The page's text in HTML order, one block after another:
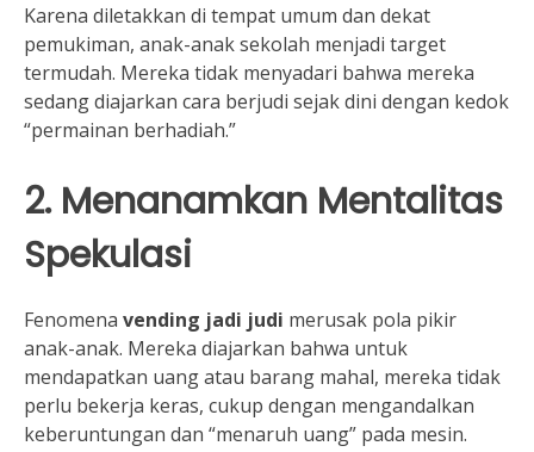
Karena diletakkan di tempat umum dan dekat
pemukiman, anak-anak sekolah menjadi target
termudah. Mereka tidak menyadari bahwa mereka
sedang diajarkan cara berjudi sejak dini dengan kedok
“permainan berhadiah.”
2. Menanamkan Mentalitas
Spekulasi
Fenomena vending jadi judi merusak pola pikir
anak-anak. Mereka diajarkan bahwa untuk
mendapatkan uang atau barang mahal, mereka tidak
perlu bekerja keras, cukup dengan mengandalkan
keberuntungan dan “menaruh uang” pada mesin.